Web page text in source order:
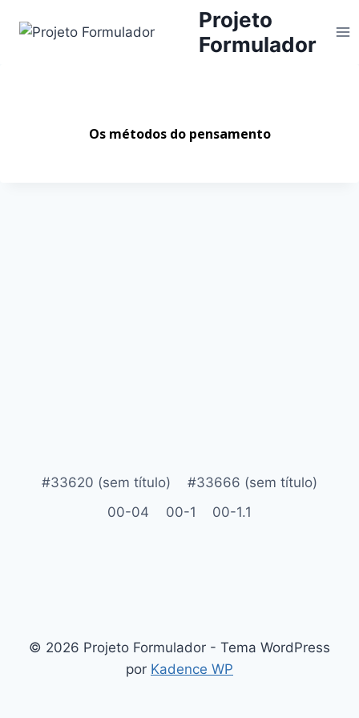
Projeto
Formulador
Os métodos do pensamento
#33620 (sem título)
#33666 (sem título)
00-04
00-1 00-1.1
© 2026 Projeto Formulador - Tema WordPress
por Kadence WP